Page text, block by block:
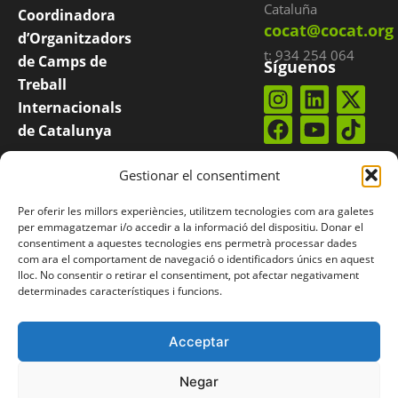
Gestionar el consentiment
Per oferir les millors experiències, utilitzem tecnologies com ara galetes
per emmagatzemar i/o accedir a la informació del dispositiu. Donar el
consentiment a aquestes tecnologies ens permetrà processar dades
com ara el comportament de navegació o identificadors únics en aquest
lloc. No consentir o retirar el consentiment, pot afectar negativament
determinades característiques i funcions.
Acceptar
Negar
Coordinadora
d’Organitzadors
de Camps de
Treball
Internacionals
de Catalunya
COCAT es una
integrada por
entidades
catalanas que
organizan
campos
internacionales.
Cataluña
cocat@cocat.org
t: 934 254 064
Síguenos
Suscríbete a
nuestro